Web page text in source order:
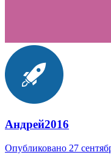
Андрей2016
Опубликовано 27